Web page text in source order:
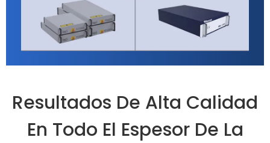
Resultados De Alta Calidad
En Todo El Espesor De La